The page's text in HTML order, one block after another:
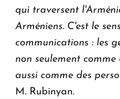
qui traversent
Arméniens. C'est le
communications : les
non seulement comme
aussi comme des
M. Rubinyan.